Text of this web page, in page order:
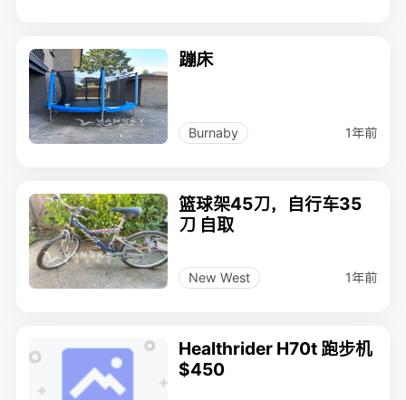
蹦床
Burnaby 1年前
篮球架45刀，自行车35
刀 自取
New West 1年前
Healthrider H70t 跑步机
$450